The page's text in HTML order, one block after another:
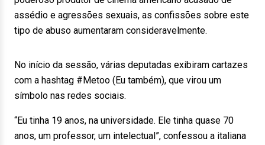
assédio e agressões sexuais, as confissões sobre este
tipo de abuso aumentaram consideravelmente.
No início da sessão, várias deputadas exibiram cartazes
com a hashtag #Metoo (Eu também), que virou um
símbolo nas redes sociais.
“Eu tinha 19 anos, na universidade. Ele tinha quase 70
anos, um professor, um intelectual”, confessou a italiana